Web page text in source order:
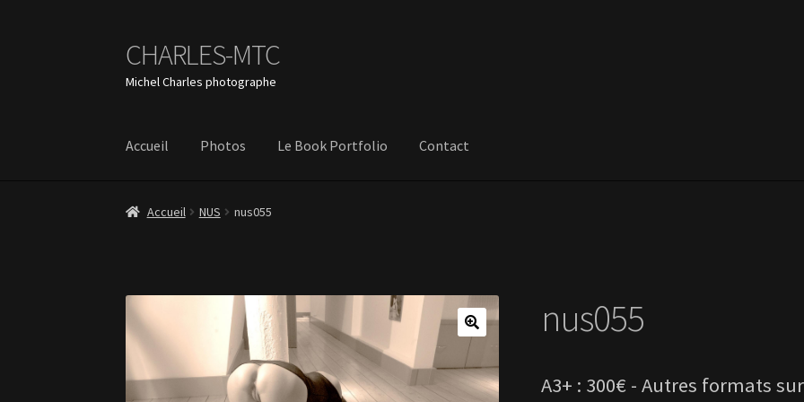
Aller
à
la
Aller
au
contenu
CHARLES-MTC
Michel Charles photographe
Accueil Photos Le Book Portfolio Contact
Accueil NUS nus055